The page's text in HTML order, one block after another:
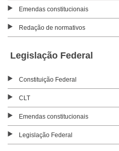
Emendas constitucionais
Redação de normativos
Legislação Federal
Constituição Federal
CLT
Emendas constitucionais
Legislação Federal